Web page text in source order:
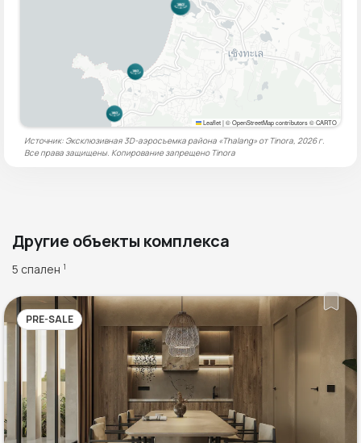
Leaflet|© OpenStreetMap contributors © CARTO
Источник: Эксклюзивная 3D-аэросъемка района «Thalang» от Tinora, 2026 г.
Все права защищены. Копирование запрещено Tinora
Другие объекты комплекса
5 спален 1
PRE-SALE